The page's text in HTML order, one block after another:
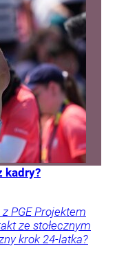
kadry?
PGE Projektem
ze stołecznym
krok 24-latka?